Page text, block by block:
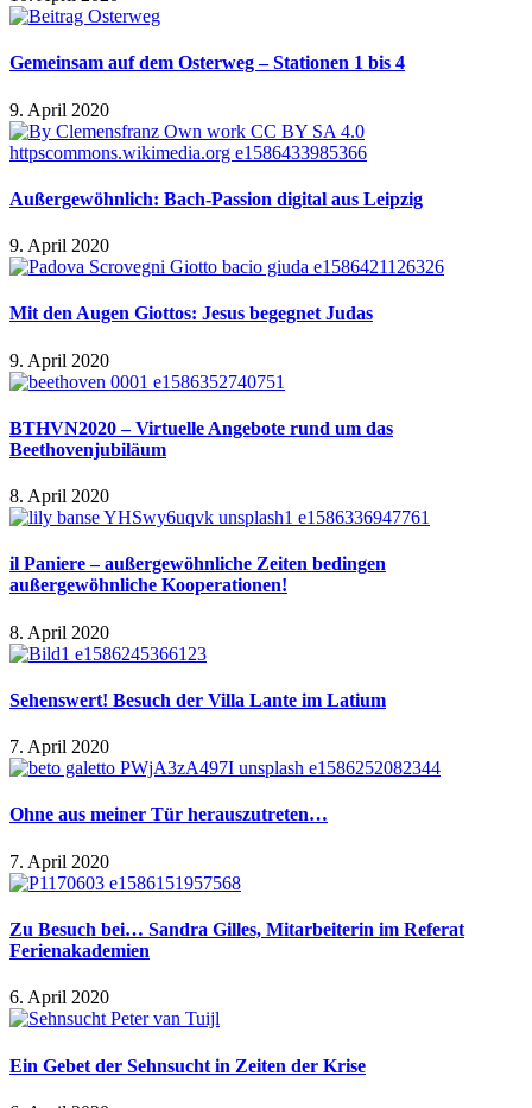
Gemeinsam auf dem Osterweg – Stationen 1 bis 4
9. April 2020
Außergewöhnlich: Bach-Passion digital aus Leipzig
9. April 2020
Mit den Augen Giottos: Jesus begegnet Judas
9. April 2020
BTHVN2020 – Virtuelle Angebote rund um das
Beethovenjubiläum
8. April 2020
il Paniere – außergewöhnliche Zeiten bedingen
außergewöhnliche Kooperationen!
8. April 2020
Sehenswert! Besuch der Villa Lante im Latium
7. April 2020
Ohne aus meiner Tür herauszutreten…
7. April 2020
Zu Besuch bei… Sandra Gilles, Mitarbeiterin im Referat
Ferienakademien
6. April 2020
Ein Gebet der Sehnsucht in Zeiten der Krise